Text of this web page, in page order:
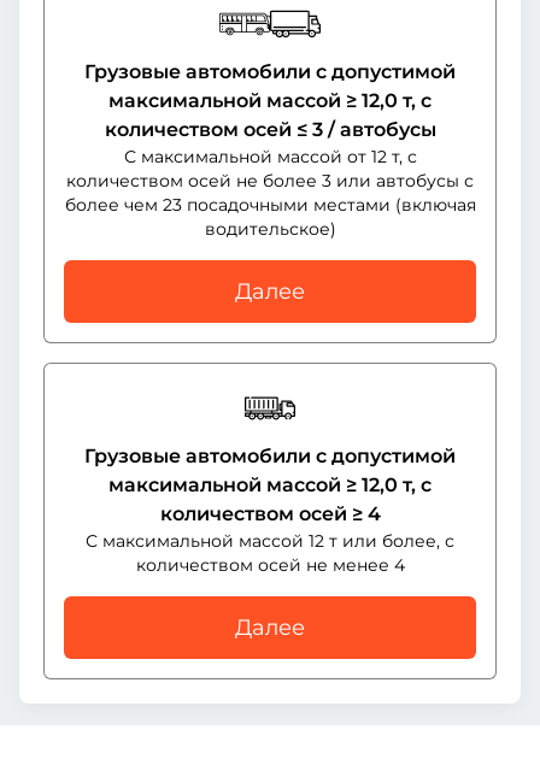
Грузовые автомобили с допустимой
максимальной массой ≥ 12,0 т, с
количеством осей ≤ 3 / автобусы
С максимальной массой от 12 т, с
количеством осей не более 3 или автобусы с
более чем 23 посадочными местами (включая
водительское)
Далее
Грузовые автомобили с допустимой
максимальной массой ≥ 12,0 т, с
количеством осей ≥ 4
С максимальной массой 12 т или более, с
количеством осей не менее 4
Далее